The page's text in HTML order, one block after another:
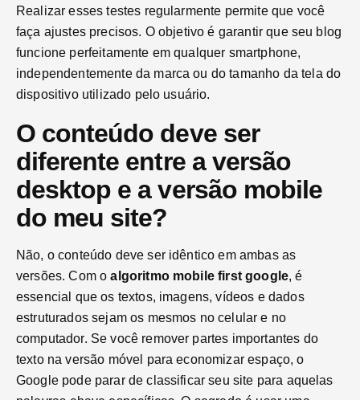
Realizar esses testes regularmente permite que você
faça ajustes precisos. O objetivo é garantir que seu blog
funcione perfeitamente em qualquer smartphone,
independentemente da marca ou do tamanho da tela do
dispositivo utilizado pelo usuário.
O conteúdo deve ser
diferente entre a versão
desktop e a versão mobile
do meu site?
Não, o conteúdo deve ser idêntico em ambas as
versões. Com oalgoritmo mobile first google, é
essencial que os textos, imagens, vídeos e dados
estruturados sejam os mesmos no celular e no
computador. Se você remover partes importantes do
texto na versão móvel para economizar espaço, o
Google pode parar de classificar seu site para aquelas